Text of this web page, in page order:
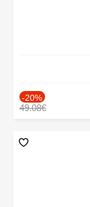
-20%
49.08€